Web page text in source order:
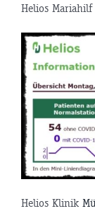
Helios
Helios Klinik